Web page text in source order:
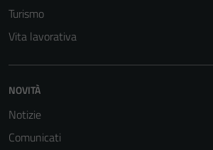
Turismo
Vita lavorativa
NOVITÀ
Notizie
Comunicati